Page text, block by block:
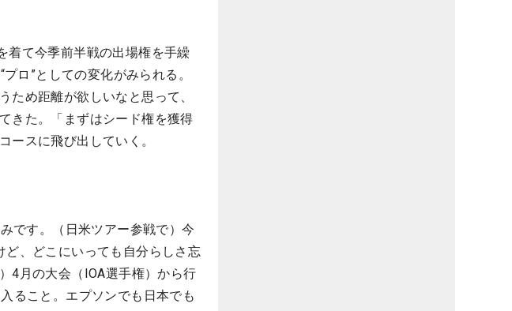
着て今季前半戦の出場権を手繰
ロ”としての変化がみられる。
ため距離が欲しいなと思って、
きた。「まずはシード権を獲得
ースに飛び出していく。
です。（日米ツアー参戦で）今
、どこにいっても自分らしさ忘
4月の大会（IOA選手権）から行
ること。エプソンでも日本でも